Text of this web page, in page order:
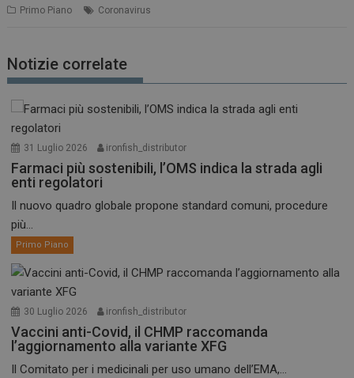
Primo Piano Coronavirus
Notizie correlate
31 Luglio 2026 ironfish_distributor
Farmaci più sostenibili, l’OMS indica la strada agli
enti regolatori
Il nuovo quadro globale propone standard comuni, procedure
più...
Primo Piano
30 Luglio 2026 ironfish_distributor
Vaccini anti-Covid, il CHMP raccomanda
l’aggiornamento alla variante XFG
Il Comitato per i medicinali per uso umano dell’EMA,...